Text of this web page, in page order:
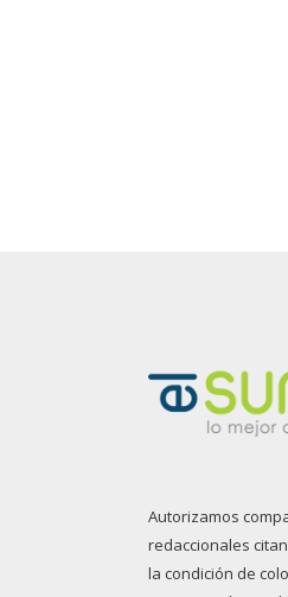
Autorizamos
redaccionales
la condición de